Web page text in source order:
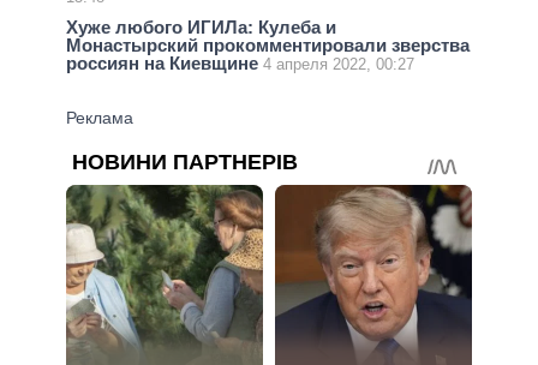
Хуже любого ИГИЛа: Кулеба и
Монастырский прокомментировали зверства
россиян на Киевщине 4 апреля 2022, 00:27